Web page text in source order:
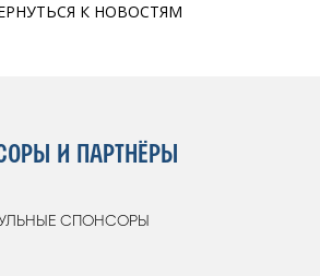
К НОВОСТЯМ
И ПАРТНЁРЫ
СПОНСОРЫ